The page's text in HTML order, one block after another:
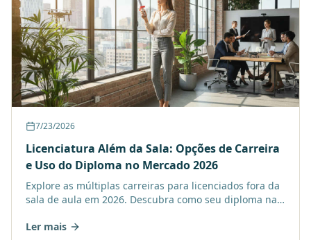
7/23/2026
Licenciatura Além da Sala: Opções de Carreira
e Uso do Diploma no Mercado 2026
Explore as múltiplas carreiras para licenciados fora da
sala de aula em 2026. Descubra como seu diploma na
Ler mais